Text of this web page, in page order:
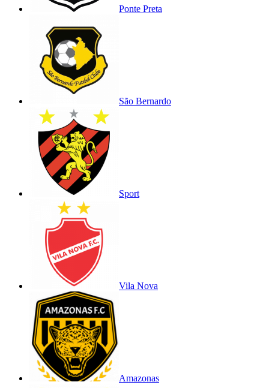
Ponte Preta
São Bernardo
Sport
Vila Nova
Amazonas